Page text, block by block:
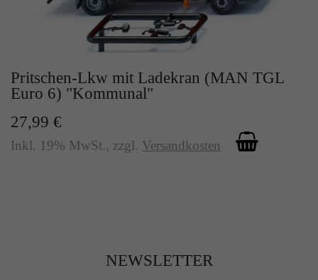
Pritschen-Lkw mit Ladekran (MAN TGL
Euro 6) "Kommunal"
27,99 €
Inkl. 19% MwSt., zzgl. Versandkosten
NEWSLETTER